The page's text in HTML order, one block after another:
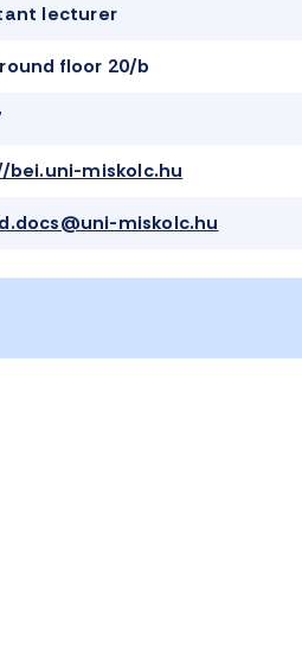
lecturer
floor 20/b
bei.uni-miskolc.hu
miskolc.hu